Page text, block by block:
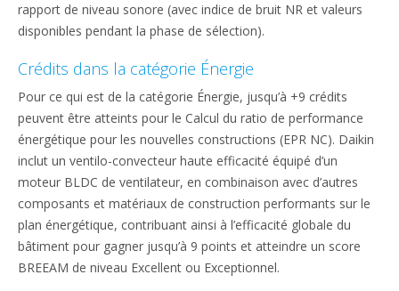
rapport de niveau sonore (avec indice de bruit NR et valeurs
disponibles pendant la phase de sélection).
Crédits dans la catégorie Énergie
Pour ce qui est de la catégorie Énergie, jusqu’à +9 crédits
peuvent être atteints pour le Calcul du ratio de performance
énergétique pour les nouvelles constructions (EPR NC). Daikin
inclut un ventilo-convecteur haute efficacité équipé d’un
moteur BLDC de ventilateur, en combinaison avec d’autres
composants et matériaux de construction performants sur le
plan énergétique, contribuant ainsi à l’efficacité globale du
bâtiment pour gagner jusqu’à 9 points et atteindre un score
BREEAM de niveau Excellent ou Exceptionnel.